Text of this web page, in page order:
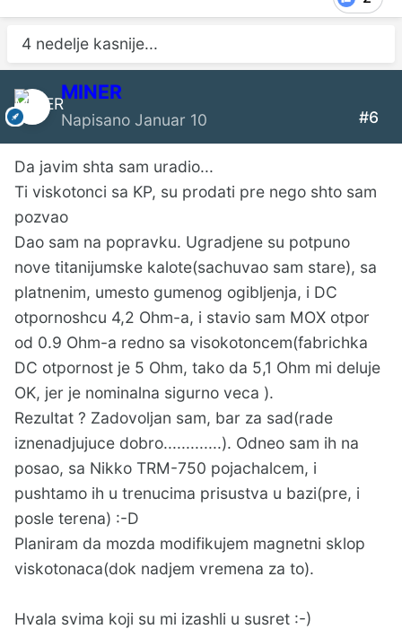
4 nedelje kasnije...
MINER
Napisano Januar 10 #6
Da javim shta sam uradio...
Ti viskotonci sa KP, su prodati pre nego shto sam
pozvao
Dao sam na popravku. Ugradjene su potpuno
nove titanijumske kalote(sachuvao sam stare), sa
platnenim, umesto gumenog ogibljenja, i DC
otpornoshcu 4,2 Ohm-a, i stavio sam MOX otpor
od 0.9 Ohm-a redno sa visokotoncem(fabrichka
DC otpornost je 5 Ohm, tako da 5,1 Ohm mi deluje
OK, jer je nominalna sigurno veca ).
Rezultat ? Zadovoljan sam, bar za sad(rade
iznenadjujuce dobro.............). Odneo sam ih na
posao, sa Nikko TRM-750 pojachalcem, i
pushtamo ih u trenucima prisustva u bazi(pre, i
posle terena) :-D
Planiram da mozda modifikujem magnetni sklop
viskotonaca(dok nadjem vremena za to).
Hvala svima koji su mi izashli u susret :-)